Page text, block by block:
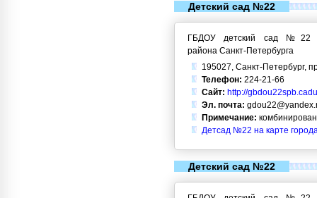
Детский сад №22
ГБДОУ детский сад №22
района Санкт-Петербурга
195027, Санкт-Петербург,
Телефон: 224-21-66
Сайт: http://
Эл. почта:
Примечание:
Детсад №22 на карте
Детский сад №22